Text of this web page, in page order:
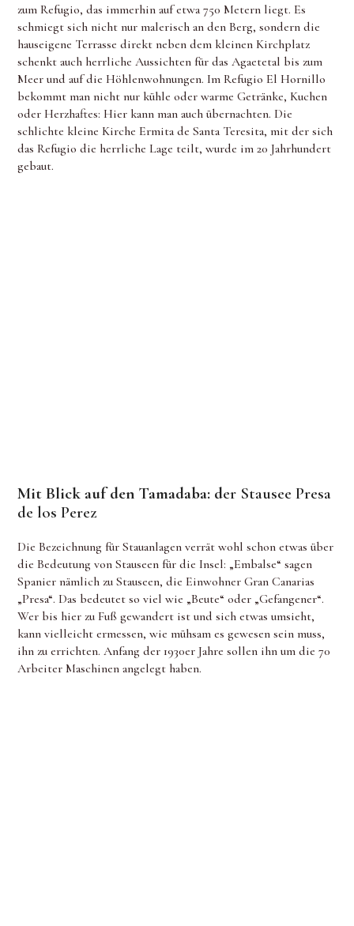
zum Refugio, das immerhin auf etwa 750 Metern liegt. Es
schmiegt sich nicht nur malerisch an den Berg, sondern die
hauseigene Terrasse direkt neben dem kleinen Kirchplatz
schenkt auch herrliche Aussichten für das Agaetetal bis zum
Meer und auf die Höhlenwohnungen. Im Refugio El Hornillo
bekommt man nicht nur kühle oder warme Getränke, Kuchen
oder Herzhaftes: Hier kann man auch übernachten. Die
schlichte kleine Kirche Ermita de Santa Teresita, mit der sich
das Refugio die herrliche Lage teilt, wurde im 20 Jahrhundert
gebaut.
Mit Blick auf den Tamadaba: der Stausee Presa
de los Perez
Die Bezeichnung für Stauanlagen verrät wohl schon etwas über
die Bedeutung von Stauseen für die Insel: „Embalse“ sagen
Spanier nämlich zu Stauseen, die Einwohner Gran Canarias
„Presa“. Das bedeutet so viel wie „Beute“ oder „Gefangener“.
Wer bis hier zu Fuß gewandert ist und sich etwas umsieht,
kann vielleicht ermessen, wie mühsam es gewesen sein muss,
ihn zu errichten. Anfang der 1930er Jahre sollen ihn um die 70
Arbeiter Maschinen angelegt haben.